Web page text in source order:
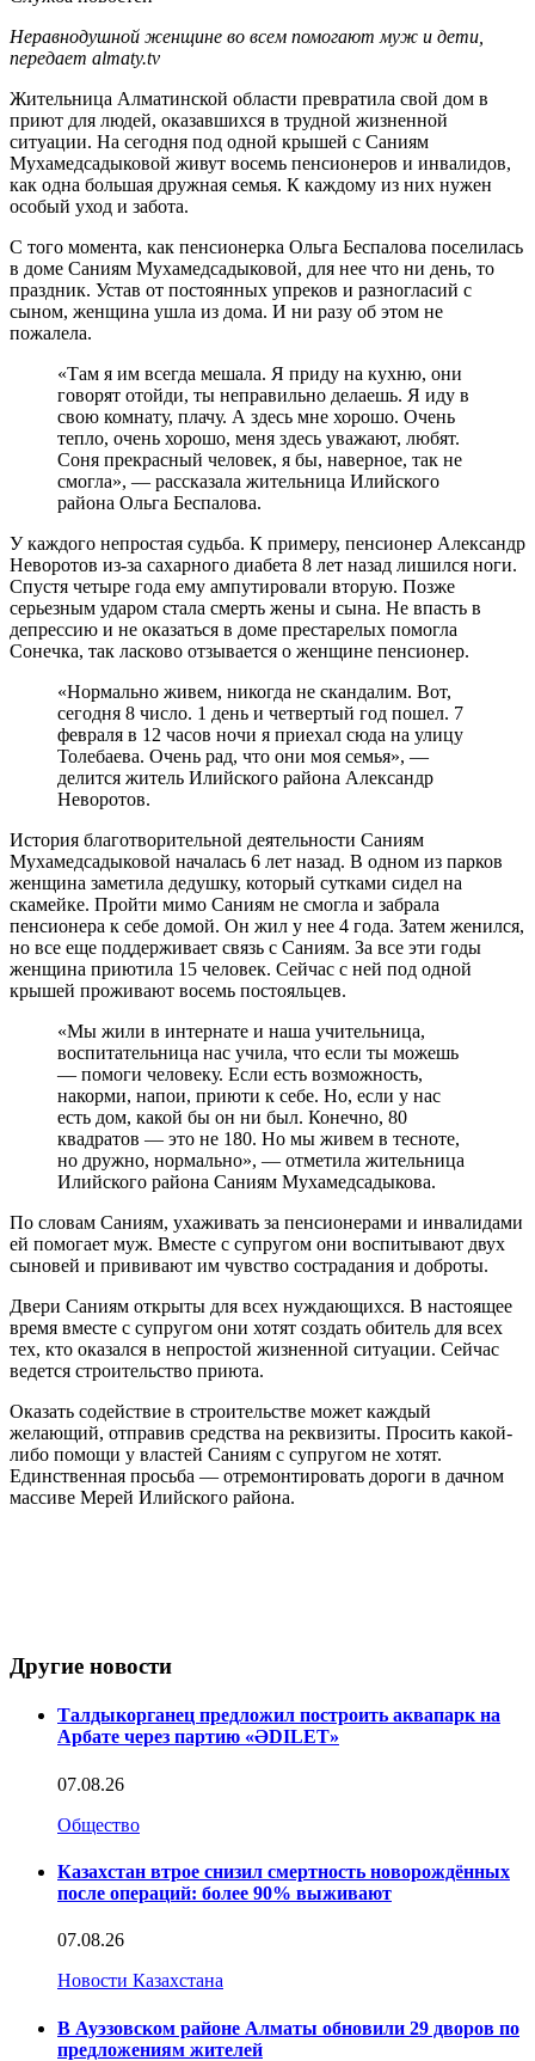
Неравнодушной женщине во всем помогают муж и дети,
передает almaty.tv
Жительница Алматинской области превратила свой дом в
приют для людей, оказавшихся в трудной жизненной
ситуации. На сегодня под одной крышей с Саниям
Мухамедсадыковой живут восемь пенсионеров и инвалидов,
как одна большая дружная семья. К каждому из них нужен
особый уход и забота.
С того момента, как пенсионерка Ольга Беспалова поселилась
в доме Саниям Мухамедсадыковой, для нее что ни день, то
праздник. Устав от постоянных упреков и разногласий с
сыном, женщина ушла из дома. И ни разу об этом не
пожалела.
«Там я им всегда мешала. Я приду на кухню, они
говорят отойди, ты неправильно делаешь. Я иду в
свою комнату, плачу. А здесь мне хорошо. Очень
тепло, очень хорошо, меня здесь уважают, любят.
Соня прекрасный человек, я бы, наверное, так не
смогла», — рассказала жительница Илийского
района Ольга Беспалова.
У каждого непростая судьба. К примеру, пенсионер Александр
Неворотов из-за сахарного диабета 8 лет назад лишился ноги.
Спустя четыре года ему ампутировали вторую. Позже
серьезным ударом стала смерть жены и сына. Не впасть в
депрессию и не оказаться в доме престарелых помогла
Сонечка, так ласково отзывается о женщине пенсионер.
«Нормально живем, никогда не скандалим. Вот,
сегодня 8 число. 1 день и четвертый год пошел. 7
февраля в 12 часов ночи я приехал сюда на улицу
Толебаева. Очень рад, что они моя семья», —
делится житель Илийского района Александр
Неворотов.
История благотворительной деятельности Саниям
Мухамедсадыковой началась 6 лет назад. В одном из парков
женщина заметила дедушку, который сутками сидел на
скамейке. Пройти мимо Саниям не смогла и забрала
пенсионера к себе домой. Он жил у нее 4 года. Затем женился,
но все еще поддерживает связь с Саниям. За все эти годы
женщина приютила 15 человек. Сейчас с ней под одной
крышей проживают восемь постояльцев.
«Мы жили в интернате и наша учительница,
воспитательница нас учила, что если ты можешь
— помоги человеку. Если есть возможность,
накорми, напои, приюти к себе. Но, если у нас
есть дом, какой бы он ни был. Конечно, 80
квадратов — это не 180. Но мы живем в тесноте,
но дружно, нормально», — отметила жительница
Илийского района Саниям Мухамедсадыкова.
По словам Саниям, ухаживать за пенсионерами и инвалидами
ей помогает муж. Вместе с супругом они воспитывают двух
сыновей и прививают им чувство сострадания и доброты.
Двери Саниям открыты для всех нуждающихся. В настоящее
время вместе с супругом они хотят создать обитель для всех
тех, кто оказался в непростой жизненной ситуации. Сейчас
ведется строительство приюта.
Оказать содействие в строительстве может каждый
желающий, отправив средства на реквизиты. Просить какой-
либо помощи у властей Саниям с супругом не хотят.
Единственная просьба — отремонтировать дороги в дачном
массиве Мерей Илийского района.
Другие новости
Талдыкорганец предложил построить аквапарк на
Арбате через партию «ӘDILET»
07.08.26
Общество
Казахстан втрое снизил смертность новорождённых
после операций: более 90% выживают
07.08.26
Новости Казахстана
В Ауэзовском районе Алматы обновили 29 дворов по
предложениям жителей